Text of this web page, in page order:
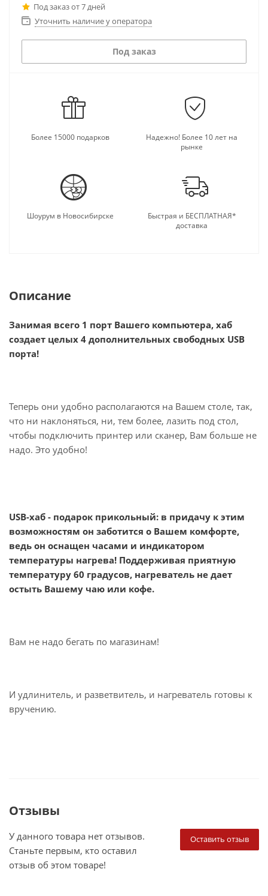
Под заказ от 7 дней
Уточнить наличие у оператора
Под заказ
Более 15000 подарков
Надежно! Более 10 лет на
рынке
Шоурум в Новосибирске
Быстрая и БЕСПЛАТНАЯ*
доставка
Описание
Занимая всего 1 порт Вашего компьютера, хаб
создает целых 4 дополнительных свободных USB
порта!
Теперь они удобно располагаются на Вашем столе, так,
что ни наклоняться, ни, тем более, лазить под стол,
чтобы подключить принтер или сканер, Вам больше не
надо. Это удобно!
USB-хаб - подарок прикольный: в придачу к этим
возможностям он заботится о Вашем комфорте,
ведь он оснащен часами и индикатором
температуры нагрева! Поддерживая приятную
температуру 60 градусов, нагреватель не дает
остыть Вашему чаю или кофе.
Вам не надо бегать по магазинам!
И удлинитель, и разветвитель, и нагреватель готовы к
вручению.
Отзывы
Оставить отзыв
У данного товара нет отзывов.
Станьте первым, кто оставил
отзыв об этом товаре!